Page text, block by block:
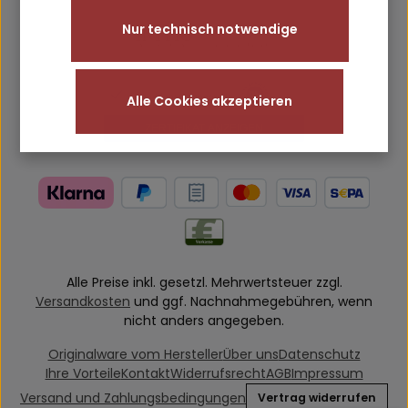
Alle Preise inkl. gesetzl. Mehrwertsteuer zzgl.
Versandkosten und ggf. Nachnahmegebühren, wenn
nicht anders angegeben.
Originalware vom HerstellerÜber unsDatenschutz
Ihre VorteileKontaktWiderrufsrechtAGBImpressum
Versand und Zahlungsbedingungen
Vertrag widerrufen
Nur technisch notwendige
Alle Cookies akzeptieren